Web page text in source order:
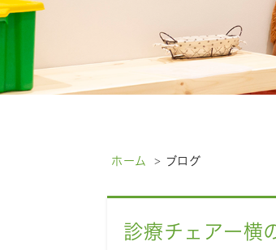
ホーム ブログ
診療チェアー横